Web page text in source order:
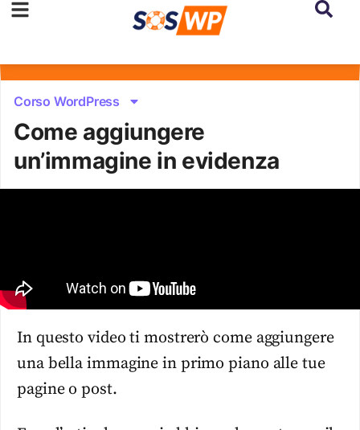
Corso WordPress
Come aggiungere
un’immagine in evidenza
In questo video ti mostrerò come aggiungere
una bella immagine in primo piano alle tue
pagine o post.